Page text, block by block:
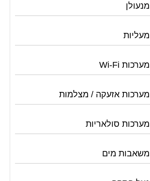
מנעולן
מעליות
מערכות Wi-Fi
מערכות אזעקה / מצלמות
מערכות סולאריות
משאבות מים